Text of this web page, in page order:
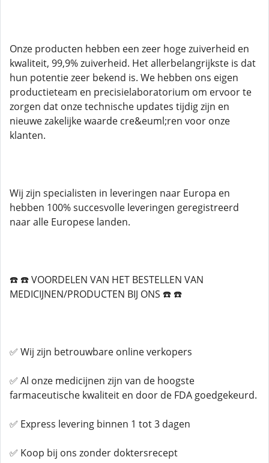
Onze producten hebben een zeer hoge zuiverheid en
kwaliteit, 99,9% zuiverheid. Het allerbelangrijkste is dat
hun potentie zeer bekend is. We hebben ons eigen
productieteam en precisielaboratorium om ervoor te
zorgen dat onze technische updates tijdig zijn en
nieuwe zakelijke waarde cre&euml;ren voor onze
klanten.
Wij zijn specialisten in leveringen naar Europa en
hebben 100% succesvolle leveringen geregistreerd
naar alle Europese landen.
☎️ ☎️ VOORDELEN VAN HET BESTELLEN VAN
MEDICIJNEN/PRODUCTEN BIJ ONS ☎️ ☎️
✅ Wij zijn betrouwbare online verkopers
✅ Al onze medicijnen zijn van de hoogste
farmaceutische kwaliteit en door de FDA goedgekeurd.
✅ Express levering binnen 1 tot 3 dagen
✅ Koop bij ons zonder doktersrecept